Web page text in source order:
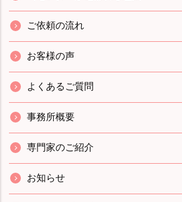
ご依頼の流れ
お客様の声
よくあるご質問
事務所概要
専門家のご紹介
お知らせ